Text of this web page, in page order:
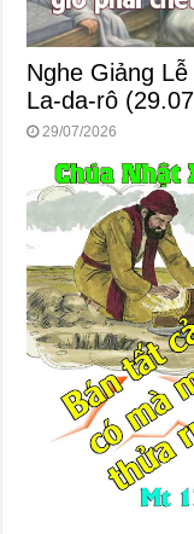
Nghe Giảng
La-da-rô
29/07/2026